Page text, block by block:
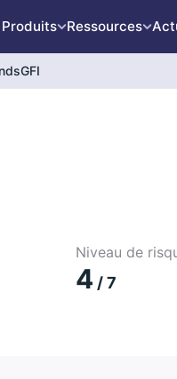
Produits Ressources
GFI
Niveau de
4 / 7